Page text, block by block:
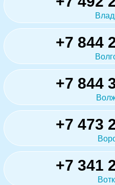
+7 844
+7 844
+7 473
+7 341